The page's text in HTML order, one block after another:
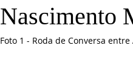
Nascimento
Foto 1 - Roda de Conversa